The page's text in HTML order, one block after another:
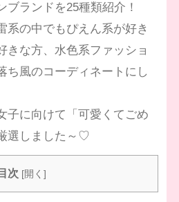
ブランドを25種類紹介！
系の中でもぴえん系が好き
きな方、水色系ファッショ
ち風のコーディネートにし
子に向けて「可愛くてごめ
選しました～♡
目次 [開く ]